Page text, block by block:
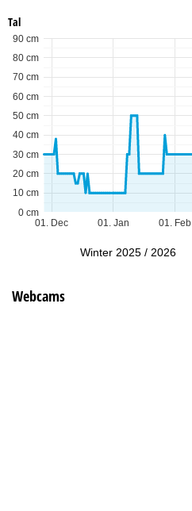
Tal
01. Dec 01. Jan 01. Feb
0 cm
10 cm
20 cm
30 cm
40 cm
50 cm
60 cm
70 cm
80 cm
90 cm
Winter 2025 / 2026
Webcams